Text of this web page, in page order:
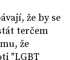
že by se
terčem
že
"LGBT